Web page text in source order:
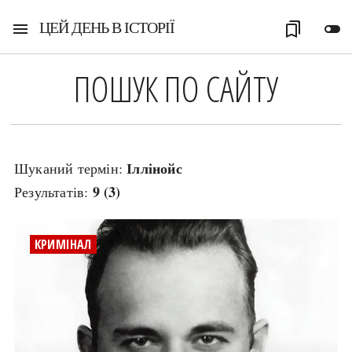
menu ЦЕЙ ДЕНЬ В ІСТОРІЇ toggle_off
bookmarks
ПОШУК ПО САЙТУ
Шуканий термін:Іллінойс
Результатів: 9 (3)
КРИМІНАЛ